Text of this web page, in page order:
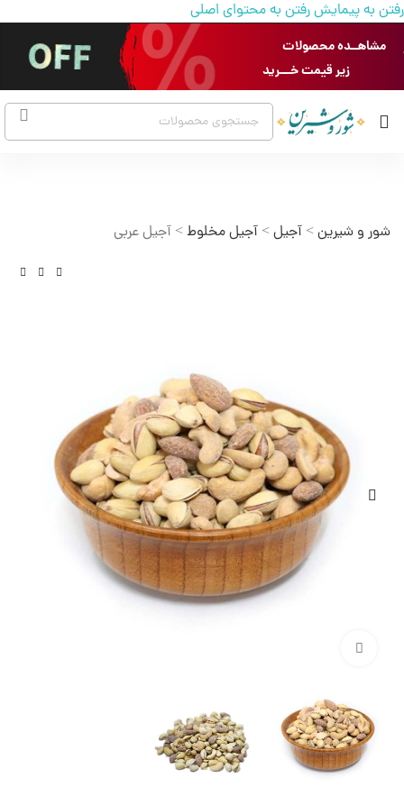
رفتن به پیمایشرفتن به محتوای اصلی
مشاهــده محصولات
زیر قیمت خـــرید
شور و شیرین> آجیل> آجیل مخلوط> آجیل عربی